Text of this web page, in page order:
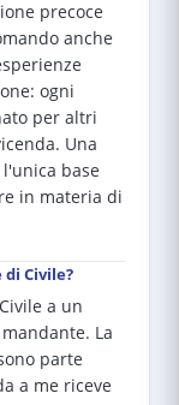
precoce
anche
ogni
per altri
Una
base
in materia di
Civile?
a un
La
parte
a me riceve